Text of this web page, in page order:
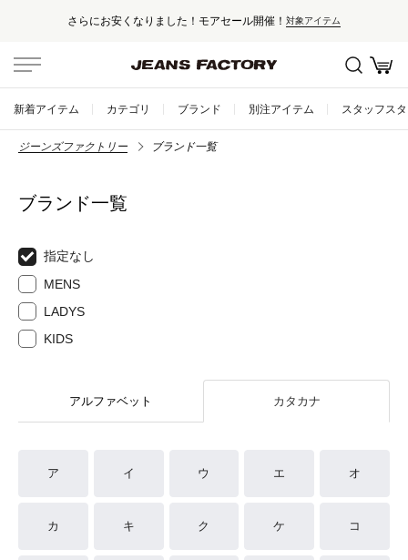
さらにお安くなりました！モアセール開催！ 対象アイテム
新着アイテム カテゴリ ブランド 別注アイテム スタッフス
ジーンズファクトリー ブランド一覧
ブランド一覧
指定なし
MENS
LADYS
KIDS
アルファベット カタカナ
ア イ ウ エ オ
カ キ ク ケ コ